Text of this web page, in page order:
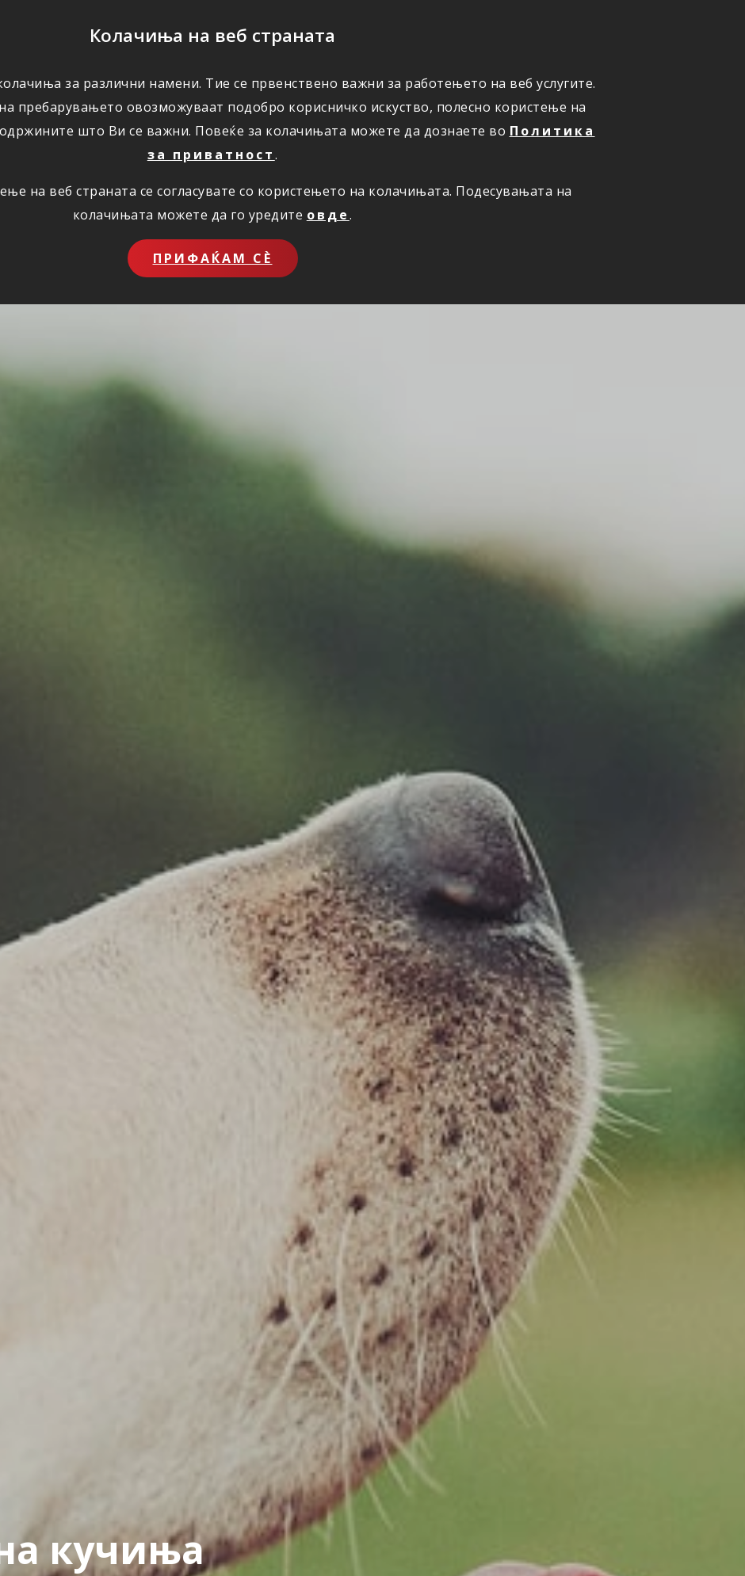
Колачиња на веб страната
за различни намени. Тие се првенствено важни за работењето на веб услугите.
пребарувањето овозможуваат подобро корисничко искуство, полесно користење на
што Ви се важни. Повеќе за колачињата можете да дознаете во Политика
за приватност.
на веб страната се согласувате со користењето на колачињата. Подесувањата на
колачињата можете да го уредите овде.
ПРИФАЌАМ СЀ
ПОВОЛНОСТИ КОРИСНО ЗА НАС ОНЛАЈН ПРИЈАВИ ШТЕТА
кучиња